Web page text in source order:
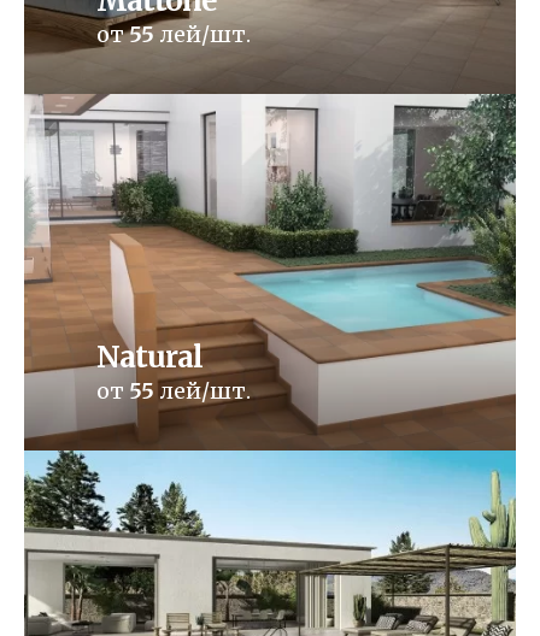
от55 лей/шт.
Natural
от 55 лей/шт.